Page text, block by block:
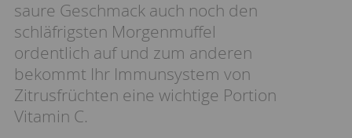
saure Geschmack auch noch den
schläfrigsten Morgenmuffel
ordentlich auf und zum anderen
bekommt Ihr Immunsystem von
Zitrusfrüchten eine wichtige Portion
Vitamin C.